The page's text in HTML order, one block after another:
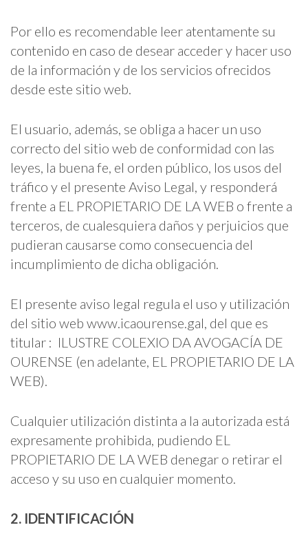
Por ello es recomendable leer atentamente su
contenido en caso de desear acceder y hacer uso
de la información y de los servicios ofrecidos
desde este sitio web.
El usuario, además, se obliga a hacer un uso
correcto del sitio web de conformidad con las
leyes, la buena fe, el orden público, los usos del
tráfico y el presente Aviso Legal, y responderá
frente a EL PROPIETARIO DE LA WEB o frente a
terceros, de cualesquiera daños y perjuicios que
pudieran causarse como consecuencia del
incumplimiento de dicha obligación.
El presente aviso legal regula el uso y utilización
del sitio web www.icaourense.gal, del que es
titular : ILUSTRE COLEXIO DA AVOGACÍA DE
OURENSE (en adelante, EL PROPIETARIO DE LA
WEB).
Cualquier utilización distinta a la autorizada está
expresamente prohibida, pudiendo EL
PROPIETARIO DE LA WEB denegar o retirar el
acceso y su uso en cualquier momento.
2. IDENTIFICACIÓN